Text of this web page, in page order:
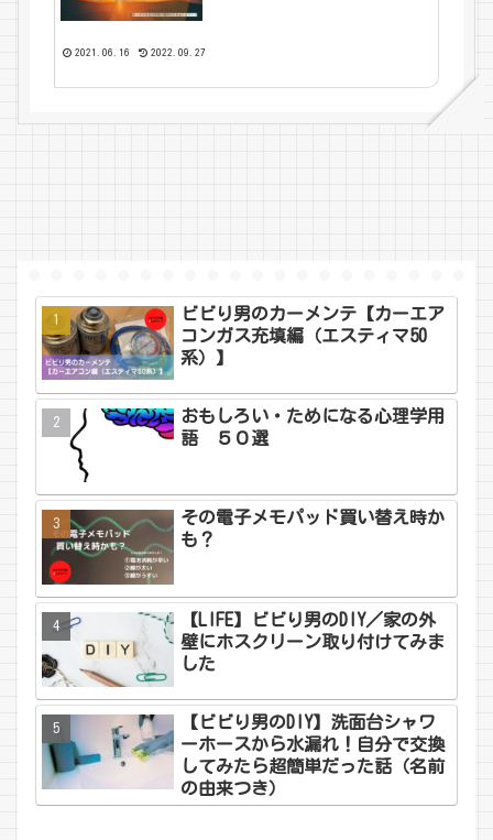
2021.06.16 2022.09.27
ビビり男のカーメンテ【カーエア
コンガス充填編（エスティマ50
系）】
おもしろい・ためになる心理学用
語 ５０選
その電子メモパッド買い替え時か
も？
【LIFE】ビビり男のDIY／家の外
壁にホスクリーン取り付けてみま
した
【ビビり男のDIY】洗面台シャワ
ーホースから水漏れ！自分で交換
してみたら超簡単だった話（名前
の由来つき）